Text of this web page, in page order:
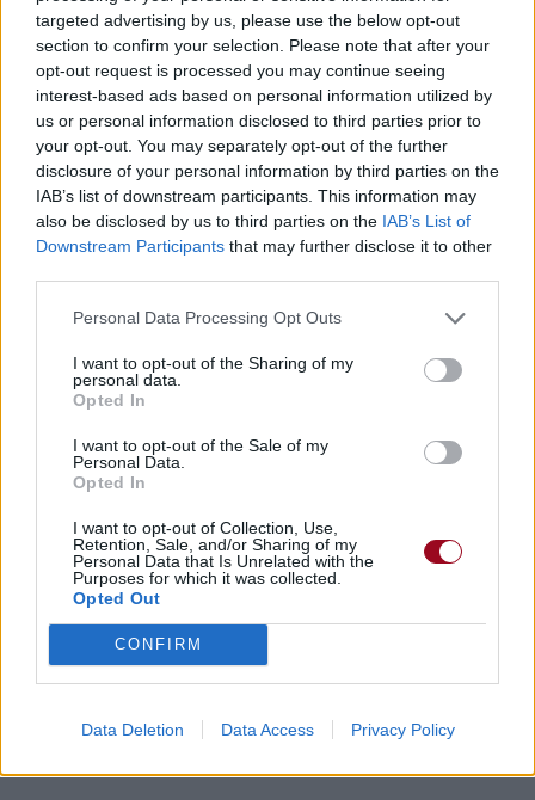
targeted advertising by us, please use the below opt-out
section to confirm your selection. Please note that after your
opt-out request is processed you may continue seeing
interest-based ads based on personal information utilized by
us or personal information disclosed to third parties prior to
your opt-out. You may separately opt-out of the further
disclosure of your personal information by third parties on the
IAB’s list of downstream participants. This information may
also be disclosed by us to third parties on the IAB’s List of
Downstream Participants that may further disclose it to other
Personal Data Processing Opt Outs
I want to opt-out of the Sharing of my
personal data.
Opted In
I want to opt-out of the Sale of my
Personal Data.
Opted In
I want to opt-out of Collection, Use,
Retention, Sale, and/or Sharing of my
Personal Data that Is Unrelated with the
Purposes for which it was collected.
Opted Out
CONFIRM
Data Deletion Data Access Privacy Policy